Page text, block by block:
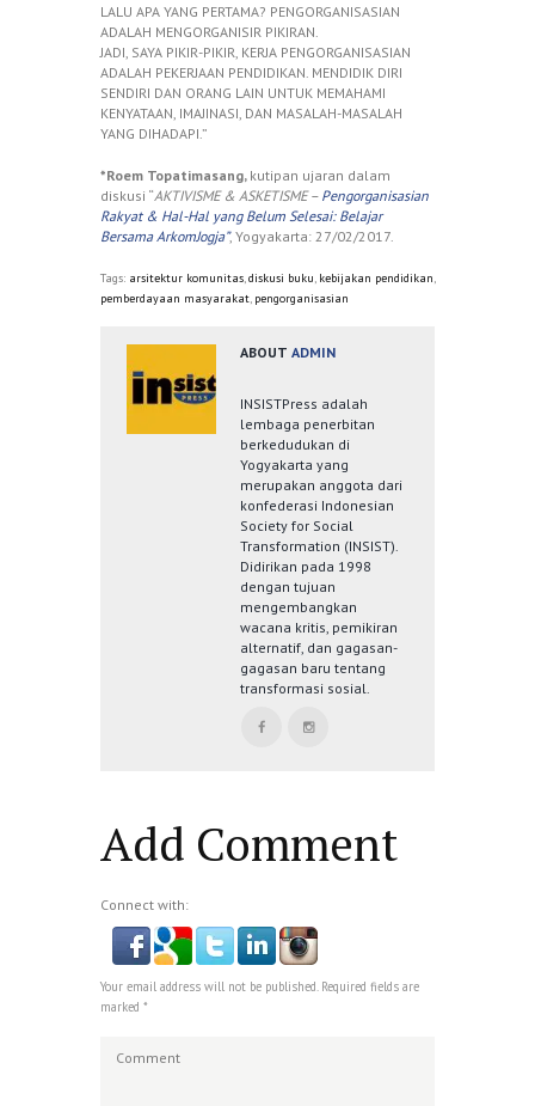
LALU APA YANG PERTAMA? PENGORGANISASIAN
ADALAH MENGORGANISIR PIKIRAN.
JADI, SAYA PIKIR-PIKIR, KERJA PENGORGANISASIAN
ADALAH PEKERJAAN PENDIDIKAN. MENDIDIK DIRI
SENDIRI DAN ORANG LAIN UNTUK MEMAHAMI
KENYATAAN, IMAJINASI, DAN MASALAH-MASALAH
YANG DIHADAPI.”
*Roem Topatimasang, kutipan ujaran dalam
diskusi “AKTIVISME & ASKETISME – Pengorganisasian
Rakyat & Hal-Hal yang Belum Selesai: Belajar
Bersama ArkomJogja”, Yogyakarta: 27/02/2017.
Tags: arsitektur komunitas,diskusi buku, kebijakan pendidikan
pemberdayaan masyarakat, pengorganisasian
ABOUTADMIN
INSISTPress adalah
lembaga penerbitan
berkedudukan di
Yogyakarta yang
merupakan anggota dari
konfederasi Indonesian
Society for Social
Transformation (INSIST).
Didirikan pada 1998
dengan tujuan
mengembangkan
wacana kritis, pemikiran
alternatif, dan gagasan-
gagasan baru tentang
transformasi sosial.
Add Comment
Connect with:
Your email address will not be published. Required fields are
marked *